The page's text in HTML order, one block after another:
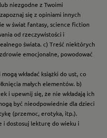
niezgodne z Twoimi
się z opiniami innych
w świat fantasy, science fiction
od rzeczywistości i
świata. c) Treść niektórych
emocjonalne, powodować
wkładać książki do ust, co
małych elementów. b)
i upewnij się, że nie wkładają ich
być nieodpowiednie dla dzieci
(przemoc, erotyka, itp.).
i dostosuj lekturę do wieku i